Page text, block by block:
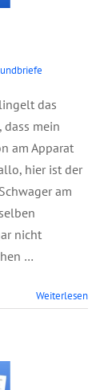
das
dass mein
am Apparat
hier ist der
am
nicht
…
Weiterlesen